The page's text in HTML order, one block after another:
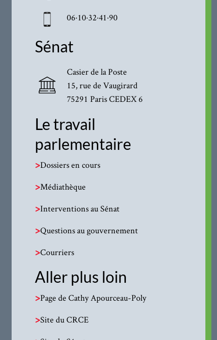
06·10·32·41·90
Sénat
Casier de la Poste
15, rue de Vaugirard
75291 Paris CEDEX 6
Le travail
parlementaire
>Dossiers en cours
>Médiathèque
>Interventions au Sénat
>Questions au gouvernement
>Courriers
Aller plus loin
>Page de Cathy Apourceau-Poly
>Site du CRCE